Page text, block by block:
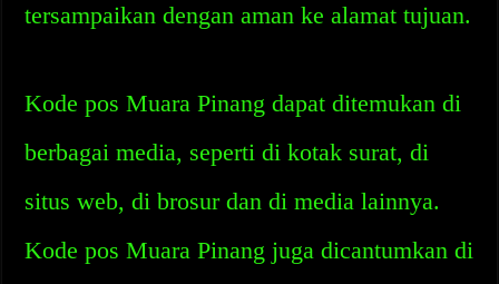
tersampaikan dengan aman ke alamat tujuan.
Kode pos Muara Pinang dapat ditemukan di
berbagai media, seperti di kotak surat, di
situs web, di brosur dan di media lainnya.
Kode pos Muara Pinang juga dicantumkan di